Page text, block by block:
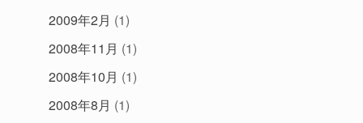
2009年2月 (1)
2008年11月 (1)
2008年10月 (1)
2008年8月 (1)